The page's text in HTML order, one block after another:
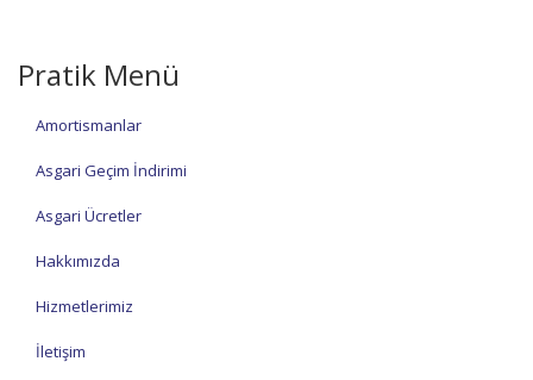
Pratik Menü
Amortismanlar
Asgari Geçim İndirimi
Asgari Ücretler
Hakkımızda
Hizmetlerimiz
İletişim